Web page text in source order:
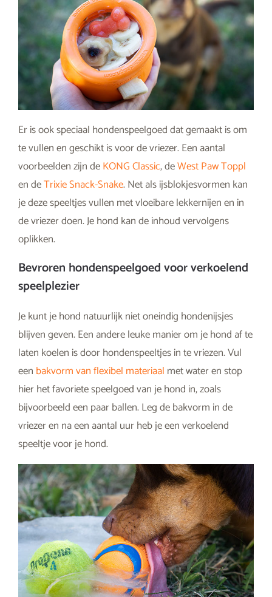
Er is ook speciaal hondenspeelgoed dat gemaakt is om
te vullen en geschikt is voor de vriezer. Een aantal
voorbeelden zijn deKONG Classic, deWest Paw Toppl
en deTrixie Snack-Snake. Net als ijsblokjesvormen kan
je deze speeltjes vullen met vloeibare lekkernijen en in
de vriezer doen. Je hond kan de inhoud vervolgens
oplikken.
Bevroren hondenspeelgoed voor verkoelend
speelplezier
Je kunt je hond natuurlijk niet oneindig hondenijsjes
blijven geven. Een andere leuke manier om je hond af te
laten koelen is door hondenspeeltjes in te vriezen. Vul
een bakvorm van flexibel materiaal met water en stop
hier het favoriete speelgoed van je hond in, zoals
bijvoorbeeld een paar ballen. Leg de bakvorm in de
vriezer en na een aantal uur heb je een verkoelend
speeltje voor je hond.